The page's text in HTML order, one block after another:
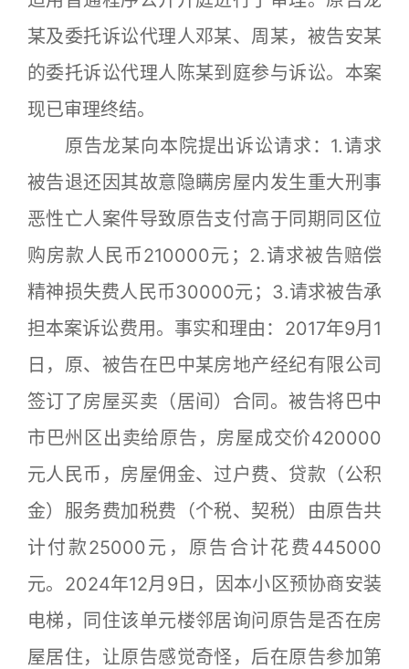
某及委托诉讼代理人邓某、周某，被告安某
的委托诉讼代理人陈某到庭参与诉讼。本案
现已审理终结。
原告龙某向本院提出诉讼请求：1.请求
被告退还因其故意隐瞒房屋内发生重大刑事
恶性亡人案件导致原告支付高于同期同区位
购房款人民币210000元；2.请求被告赔偿
精神损失费人民币30000元；3.请求被告承
担本案诉讼费用。事实和理由：2017年9月1
日，原、被告在巴中某房地产经纪有限公司
签订了房屋买卖（居间）合同。被告将巴中
市巴州区出卖给原告，房屋成交价420000
元人民币，房屋佣金、过户费、贷款（公积
金）服务费加税费（个税、契税）由原告共
计付款25000元，原告合计花费445000
元。2024年12月9日，因本小区预协商安装
电梯，同住该单元楼邻居询问原告是否在房
屋居住，让原告感觉奇怪，后在原告参加第